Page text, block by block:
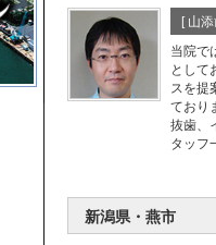
[ 山
当院で
として
スを提
ており
抜歯、
タッフ
新潟県・燕市